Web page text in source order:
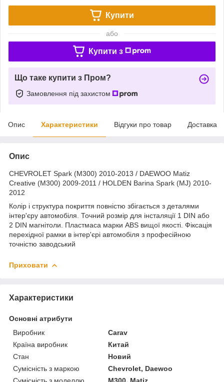
Купити
або
Купити з
Що таке купити з Пром?
Замовлення під захистом
Опис Характеристики Відгуки про товар Доставка
Опис
CHEVROLET Spark (M300) 2010-2013 / DAEWOO Matiz
Creative (M300) 2009-2011 / HOLDEN Barina Spark (MJ) 2010-
2012
Колір і структура покриття повністю збігається з деталями
інтер'єру автомобіля. Точний розмір для інсталяції 1 DIN або
2 DIN магнітоли. Пластмаса марки ABS вищої якості. Фіксація
перехідної рамки в інтер'єрі автомобіля з професійною
точністю заводський
Приховати
Характеристики
Основні атрибути
Виробник
Carav
Країна виробник
Китай
Стан
Новий
Сумісність з маркою
Chevrolet, Daewoo
Сумісність з моделлю
M300, Matiz